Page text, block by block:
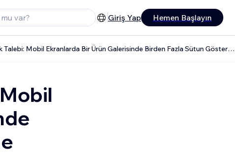
Giriş Yap Hemen Başlayın
Studio Editor Özellik Talebi: Mobil Ekranlarda Bir Ürün Galerisinde Birden Fazla Sütun Gösterme